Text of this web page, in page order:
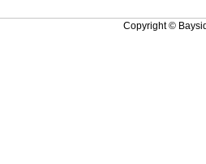
Copyright ©